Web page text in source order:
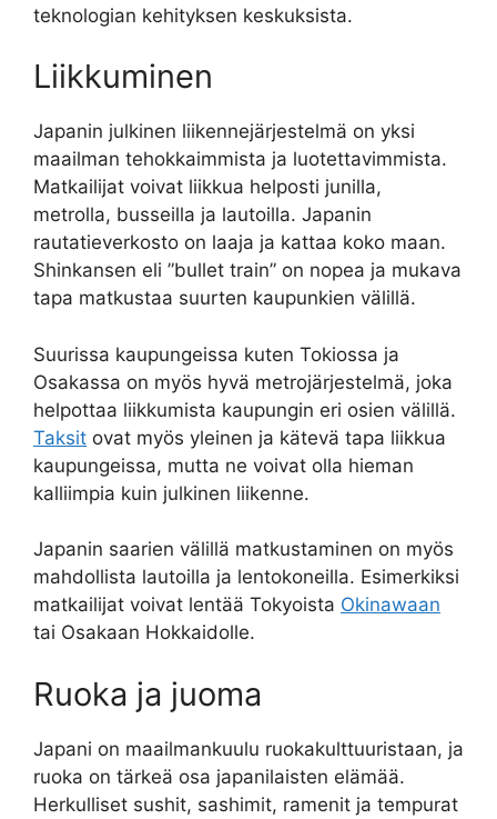
teknologian kehityksen keskuksista.
Liikkuminen
Japanin julkinen liikennejärjestelmä on yksi
maailman tehokkaimmista ja luotettavimmista.
Matkailijat voivat liikkua helposti junilla,
metrolla, busseilla ja lautoilla. Japanin
rautatieverkosto on laaja ja kattaa koko maan.
Shinkansen eli ”bullet train” on nopea ja mukava
tapa matkustaa suurten kaupunkien välillä.
Suurissa kaupungeissa kuten Tokiossa ja
Osakassa on myös hyvä metrojärjestelmä, joka
helpottaa liikkumista kaupungin eri osien välillä.
Taksit ovat myös yleinen ja kätevä tapa liikkua
kaupungeissa, mutta ne voivat olla hieman
kalliimpia kuin julkinen liikenne.
Japanin saarien välillä matkustaminen on myös
mahdollista lautoilla ja lentokoneilla. Esimerkiksi
matkailijat voivat lentää Tokyoista Okinawaan
tai Osakaan Hokkaidolle.
Ruoka ja juoma
Japani on maailmankuulu ruokakulttuuristaan, ja
ruoka on tärkeä osa japanilaisten elämää.
Herkulliset sushit, sashimit, ramenit ja tempurat